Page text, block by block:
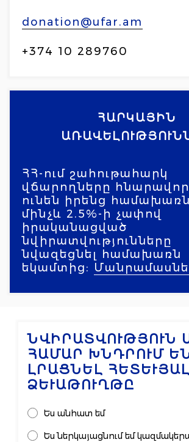
donation@ufar.am
+374 10 289760
ՀԱՐԿԱՅԻՆ
ՀՀ-ում շահութահարկ
վճարողները
ունեն իրենց
մինչև 2.5%-ի չափով
իրականացված
նվիրատվությունները
նվազեցնել համախառն
եկամտից:
ՆՎԻՐԱՏՎՈՒԹՅՈՒՆ
ՀԱՄԱՐ ԽՆԴՐՈՒՄ
ԼՐԱՑՆԵԼ ՀԵՏԵՒՅԱԼ Ձ
ԵՒԱԹՈՒՂԹԸ
Ես անհատ եմ
Ես ներկայացնում եմ